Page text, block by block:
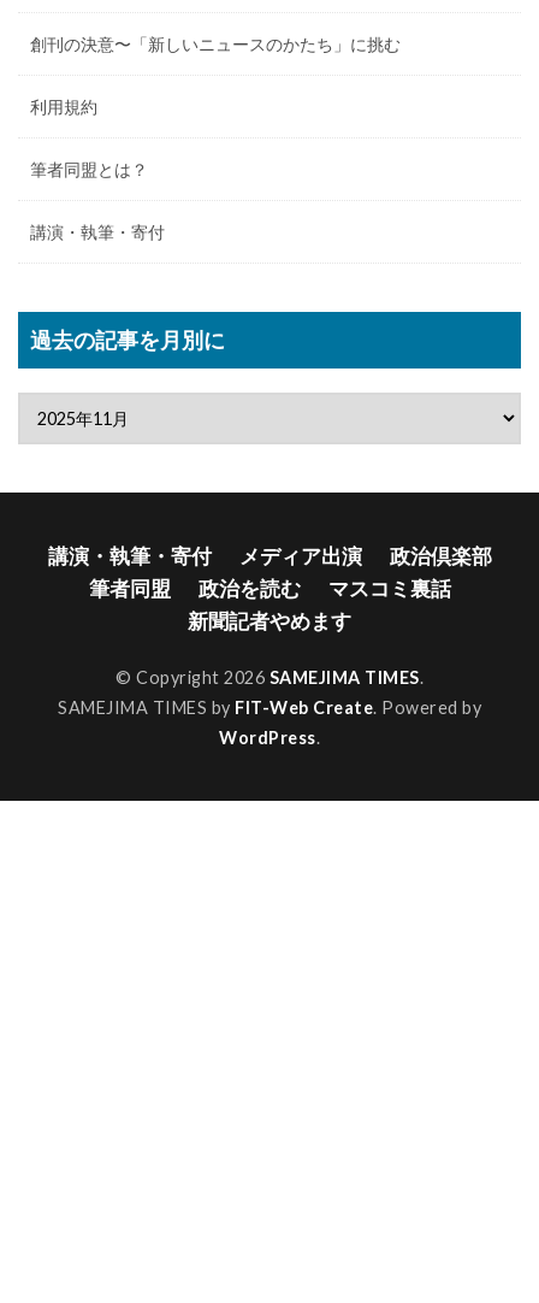
創刊の決意〜「新しいニュースのかたち」に挑む
利用規約
筆者同盟とは？
講演・執筆・寄付
過去の記事を月別に
講演・執筆・寄付 メディア出演
政治倶楽部
筆者同盟
政治を読む
マスコミ裏話
新聞記者やめます
© Copyright 2026 SAMEJIMA TIMES.
SAMEJIMA TIMES by FIT-Web Create. Powered by
WordPress.